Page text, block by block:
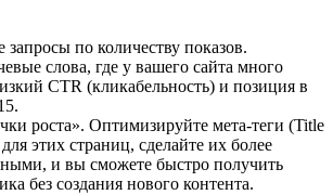
запросы по количеству показов.
слова, где у вашего сайта много
CTR (кликабельность) и позиция в
роста». Оптимизируйте мета-теги (Title
этих страниц, сделайте их более
и вы сможете быстро получить
без создания нового контента.